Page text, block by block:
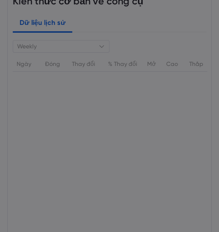
Dữ liệu lịch sử
Weekly
Ngày Đóng Thay đổi % Thay đổi Mở Cao Thấp